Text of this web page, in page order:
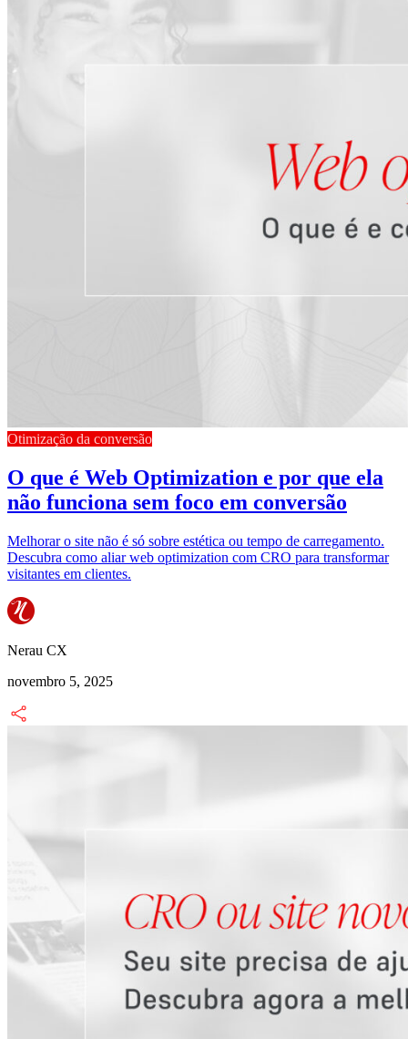
Otimização da conversão
O que é Web Optimization e por que ela
não funciona sem foco em conversão
Melhorar o site não é só sobre estética ou tempo de carregamento.
Descubra como aliar web optimization com CRO para transformar
visitantes em clientes.
Nerau CX
novembro 5, 2025